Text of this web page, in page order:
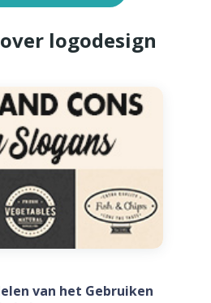
logodesign
van het Gebruiken